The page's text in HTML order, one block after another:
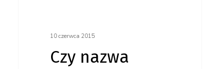
10 czerwca 2015
Czy nazwa